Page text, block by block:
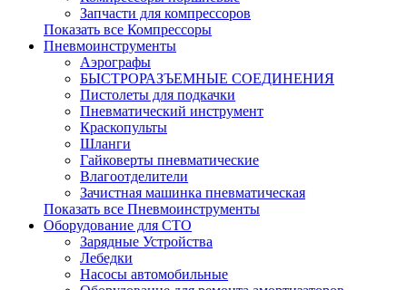
Запчасти для компрессоров
Показать все Компрессоры
Пневмоинструменты
Аэрографы
БЫСТРОРАЗЪЕМНЫЕ СОЕДИНЕНИЯ
Пистолеты для подкачки
Пневматический инструмент
Краскопульты
Шланги
Гайковерты пневматические
Влагоотделители
Зачистная машинка пневматическая
Показать все Пневмоинструменты
Оборудование для СТО
Зарядные Устройства
Лебедки
Насосы автомобильные